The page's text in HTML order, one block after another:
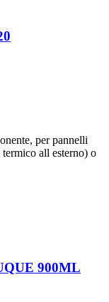
per pannelli
all esterno) o
900ML